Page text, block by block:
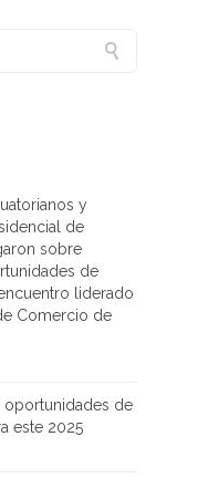
y
de
sobre
de
liderado
Comercio de
oportunidades de
este 2025